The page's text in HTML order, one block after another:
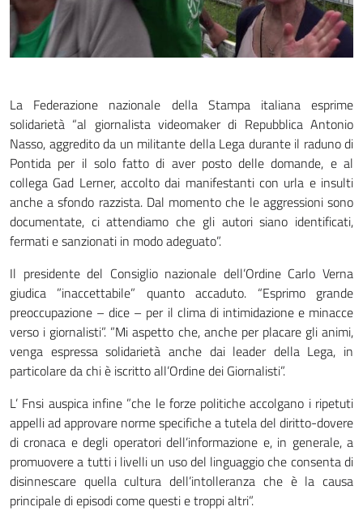
La Federazione nazionale della Stampa italiana esprime
solidarietà “al giornalista videomaker di Repubblica Antonio
Nasso, aggredito da un militante della Lega durante il raduno di
Pontida per il solo fatto di aver posto delle domande, e al
collega Gad Lerner, accolto dai manifestanti con urla e insulti
anche a sfondo razzista. Dal momento che le aggressioni sono
documentate, ci attendiamo che gli autori siano identificati,
fermati e sanzionati in modo adeguato”.
Il presidente del Consiglio nazionale dell’Ordine Carlo Verna
giudica ”inaccettabile” quanto accaduto. “Esprimo grande
preoccupazione – dice – per il clima di intimidazione e minacce
verso i giornalisti”. ”Mi aspetto che, anche per placare gli animi,
venga espressa solidarietà anche dai leader della Lega, in
particolare da chi è iscritto all’Ordine dei Giornalisti”.
L’ Fnsi auspica infine ”che le forze politiche accolgano i ripetuti
appelli ad approvare norme specifiche a tutela del diritto-dovere
di cronaca e degli operatori dell’informazione e, in generale, a
promuovere a tutti i livelli un uso del linguaggio che consenta di
disinnescare quella cultura dell’intolleranza che è la causa
principale di episodi come questi e troppi altri”.